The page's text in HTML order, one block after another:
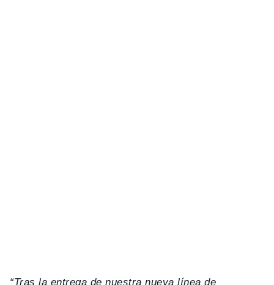
“Tras la entrega de nuestra nueva línea de